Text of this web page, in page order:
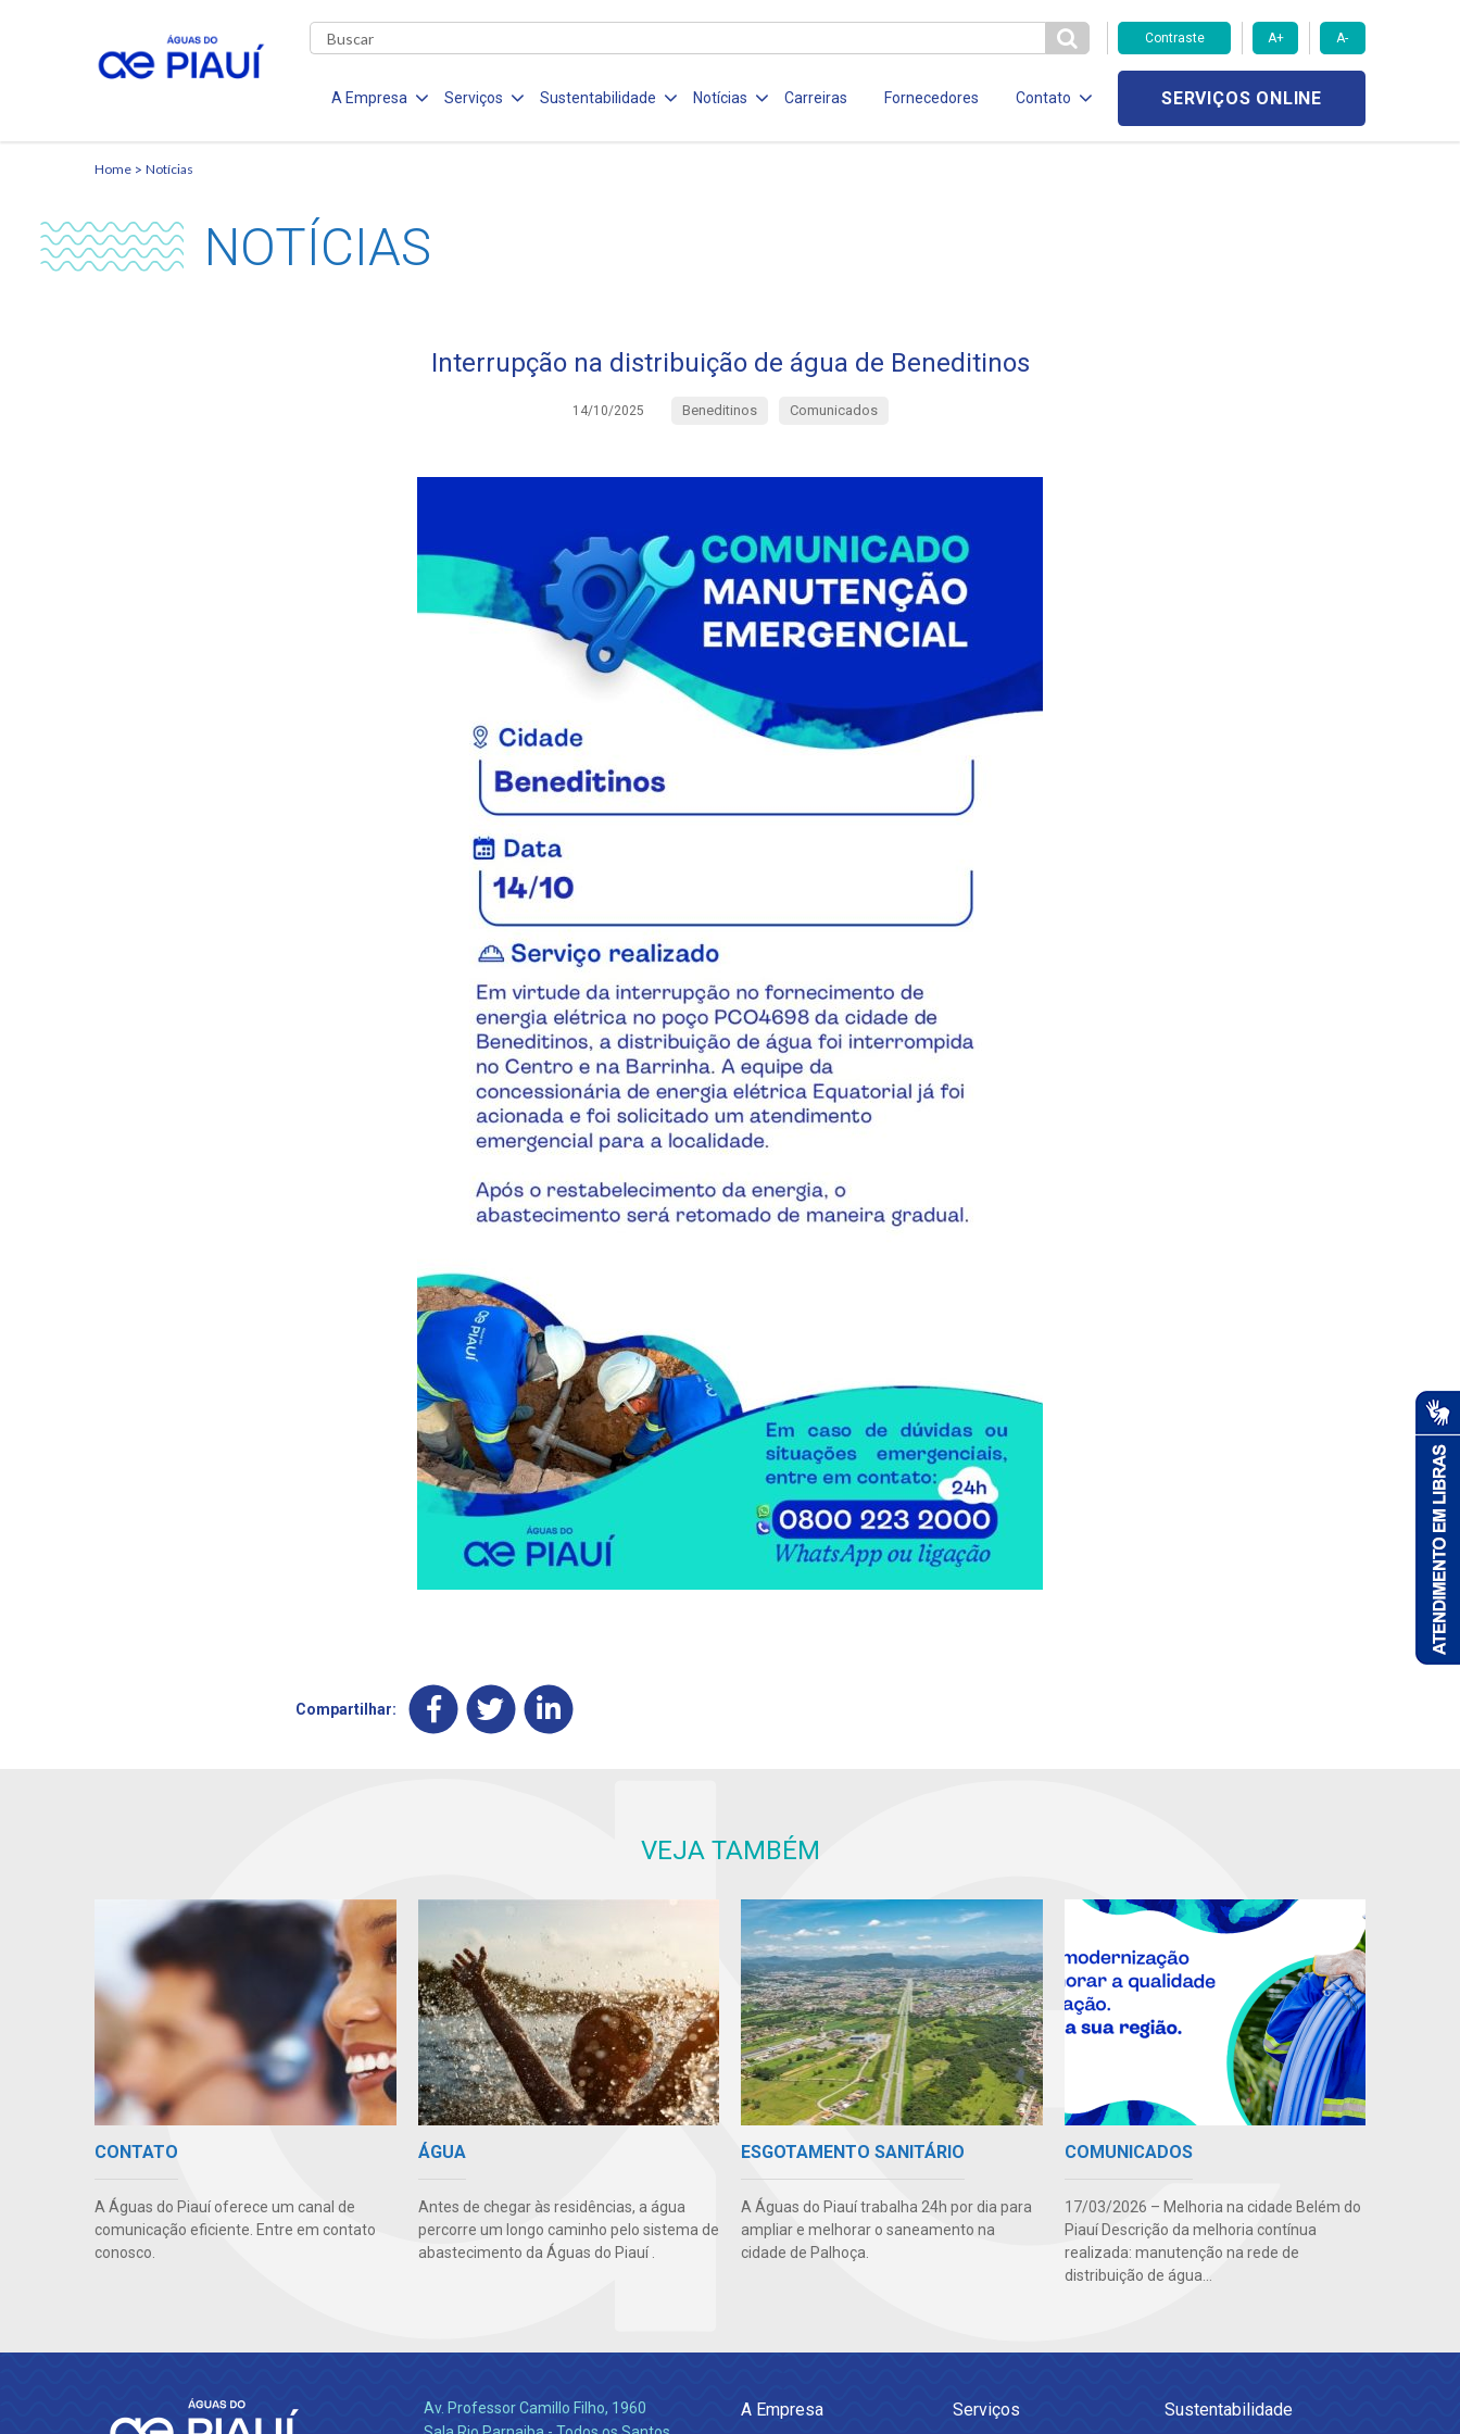
Contraste A+ A-
A Empresa Serviços Sustentabilidade Notícias Carreiras Fornecedores Contato SERVIÇOS ONLINE
Home Notícias
NOTÍCIAS
Interrupção na distribuição de água de Beneditinos
14/10/2025 Beneditinos Comunicados
Compartilhar:
VEJA TAMBÉM
CONTATO
A Águas do Piauí oferece um canal de
comunicação eficiente. Entre em contato
conosco.
ÁGUA
Antes de chegar às residências, a água
percorre um longo caminho pelo sistema de
abastecimento da Águas do Piauí .
ESGOTAMENTO SANITÁRIO
A Águas do Piauí trabalha 24h por dia para
ampliar e melhorar o saneamento na
cidade de Palhoça.
COMUNICADOS
17/03/2026 – Melhoria na cidade Belém do
Piauí Descrição da melhoria contínua
realizada: manutenção na rede de
distribuição de água...
Av. Professor Camillo Filho, 1960
A Empresa Serviços Sustentabilidade